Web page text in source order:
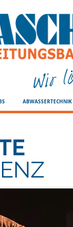
ABWASSERTECHNIK